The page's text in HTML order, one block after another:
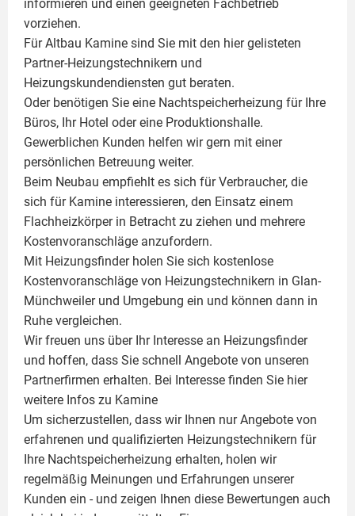
informieren und einen geeigneten Fachbetrieb
vorziehen.
Für Altbau Kamine sind Sie mit den hier gelisteten
Partner-Heizungstechnikern und
Heizungskundendiensten gut beraten.
Oder benötigen Sie eine Nachtspeicherheizung für Ihre
Büros, Ihr Hotel oder eine Produktionshalle.
Gewerblichen Kunden helfen wir gern mit einer
persönlichen Betreuung weiter.
Beim Neubau empfiehlt es sich für Verbraucher, die
sich für Kamine interessieren, den Einsatz einem
Flachheizkörperin Betracht zu ziehen und mehrere
Kostenvoranschläge anzufordern.
Mit Heizungsfinder holen Sie sich kostenlose
Kostenvoranschläge von Heizungstechnikern in Glan-
Münchweiler und Umgebung ein und können dann in
Ruhe vergleichen.
Wir freuen uns über Ihr Interesse an Heizungsfinder
und hoffen, dass Sie schnell Angebote von unseren
Partnerfirmen erhalten. Bei Interesse finden Sie hier
weitere Infos zu Kamine
Um sicherzustellen, dass wir Ihnen nur Angebote von
erfahrenen und qualifizierten Heizungstechnikern für
Ihre Nachtspeicherheizung erhalten, holen wir
regelmäßig Meinungen und Erfahrungen unserer
Kunden ein - und zeigen Ihnen diese Bewertungen auch